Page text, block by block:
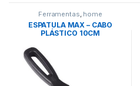
Ferramentas, home
ESPATULA MAX – CABO
PLÁSTICO 10CM